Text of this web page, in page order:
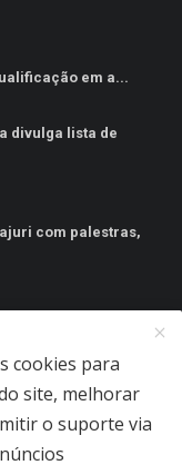
em a...
divulga lista de
com palestras,
cookies para
site, melhorar
o suporte via